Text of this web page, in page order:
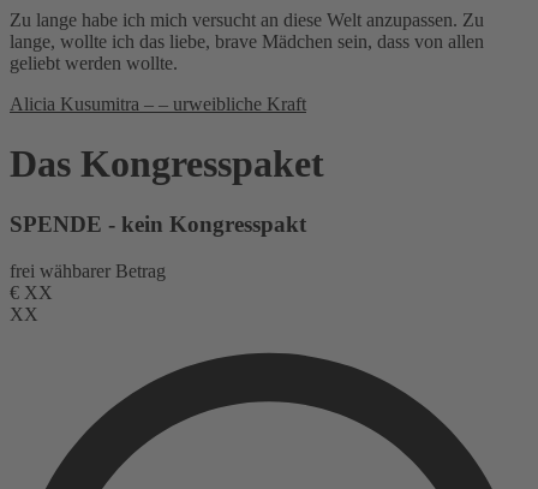
Zu lange habe ich mich versucht an diese Welt anzupassen. Zu
lange, wollte ich das liebe, brave Mädchen sein, dass von allen
geliebt werden wollte.
Alicia Kusumitra – – urweibliche Kraft
Das Kongresspaket
SPENDE - kein Kongresspakt
frei wähbarer Betrag
€ XX
XX